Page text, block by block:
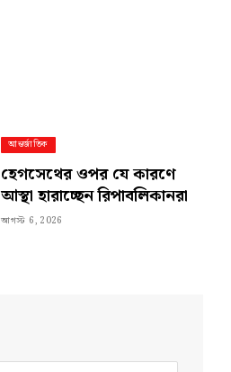
আন্তর্জাতিক
হেগসেথের ওপর যে কারণে
আস্থা হারাচ্ছেন রিপাবলিকানরা
আগস্ট 6, 2026